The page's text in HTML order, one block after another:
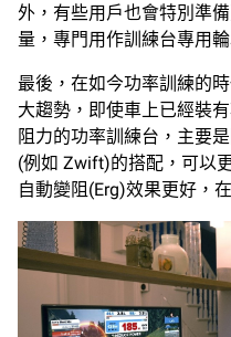
外，有些用戶也會特別準
量，專門用作訓練台專用
最後，在如今功率訓練的
大趨勢，即使車上已經裝
阻力的功率訓練台，主要
(例如 Zwift)的搭配，可以
自動變阻(Erg)效果更好，